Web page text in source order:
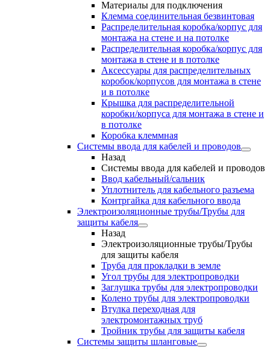
Материалы для подключения
Клемма соединительная безвинтовая
Распределительная коробка/корпус для
монтажа на стене и на потолке
Распределительная коробка/корпус для
монтажа в стене и в потолке
Аксессуары для распределительных
коробок/корпусов для монтажа в стене
и в потолке
Крышка для распределительной
коробки/корпуса для монтажа в стене и
в потолке
Коробка клеммная
Системы ввода для кабелей и проводов
Назад
Системы ввода для кабелей и проводов
Ввод кабельный/сальник
Уплотнитель для кабельного разъема
Контргайка для кабельного ввода
Электроизоляционные трубы/Трубы для
защиты кабеля
Назад
Электроизоляционные трубы/Трубы
для защиты кабеля
Труба для прокладки в земле
Угол трубы для электропроводки
Заглушка трубы для электропроводки
Колено трубы для электропроводки
Втулка переходная для
электромонтажных труб
Тройник трубы для защиты кабеля
Системы защиты шланговые